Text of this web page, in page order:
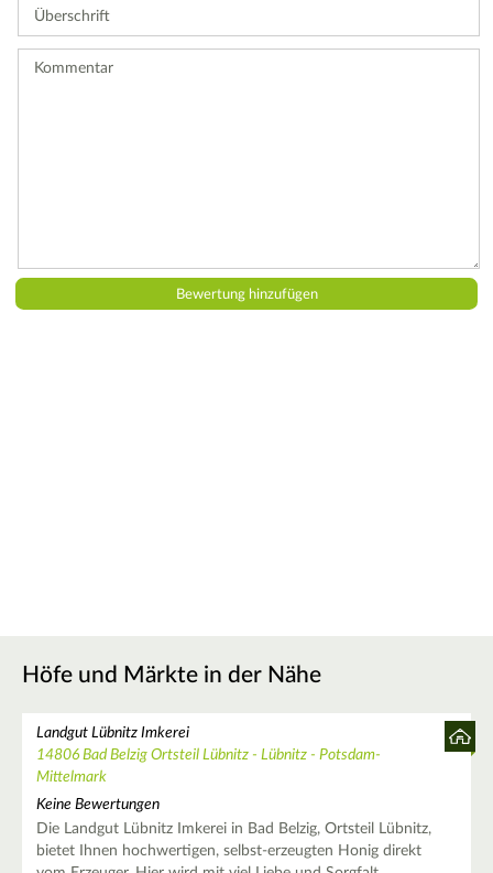
eine
Höfe und Märkte in der Nähe
Landgut Lübnitz Imkerei
14806 Bad Belzig Ortsteil Lübnitz - Lübnitz - Potsdam-
Mittelmark
Keine Bewertungen
Die Landgut Lübnitz Imkerei in Bad Belzig, Ortsteil Lübnitz,
bietet Ihnen hochwertigen, selbst-erzeugten Honig direkt